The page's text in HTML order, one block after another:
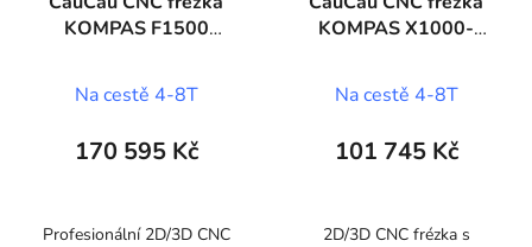
KOMPAS F1500
Na cestě 4-8T
170 595 Kč
Profesionální 2D/3D CNC
KOMPAS X1000-
Na cestě 4-8T
101 745 Kč
2D/3D CNC frézka s